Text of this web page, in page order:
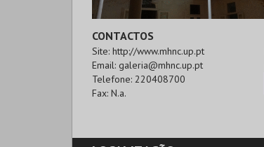
CONTACTOS
Site: http://www.mhnc.up.pt
Email: galeria@mhnc.up.pt
Telefone: 220408700
Fax: N.a.